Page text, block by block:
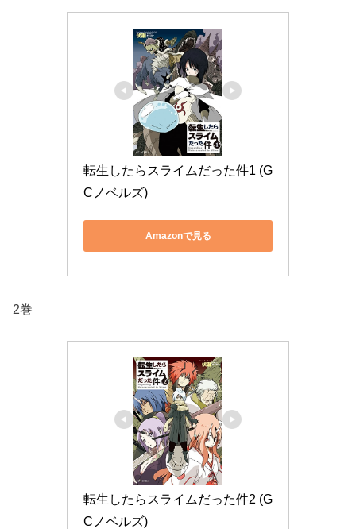
転生したらスライムだった件1 (G
Cノベルズ)
Amazonで見る
2巻
転生したらスライムだった件2 (G
Cノベルズ)